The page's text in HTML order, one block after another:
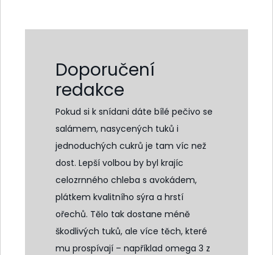
Doporučení
redakce
Pokud si k snídani dáte bílé pečivo se
salámem, nasycených tuků i
jednoduchých cukrů je tam víc než
dost. Lepší volbou by byl krajíc
celozrnného chleba s avokádem,
plátkem kvalitního sýra a hrstí
ořechů. Tělo tak dostane méně
škodlivých tuků, ale více těch, které
mu prospívají – například omega 3 z